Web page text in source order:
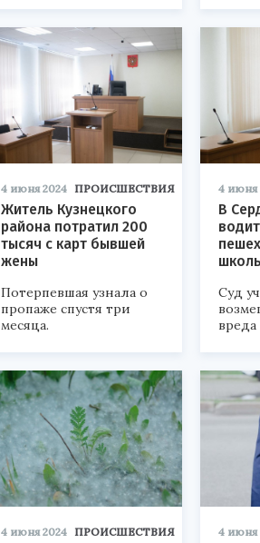
4 июня 2024 ПРОИСШЕСТВИЯ
Житель Кузнецкого
района потратил 200
тысяч с карт бывшей
жены
Потерпевшая узнала о
пропаже спустя три
месяца.
4 июня
В
Суд
вреда
4 июня 2024 ПРОИСШЕСТВИЯ 4 июня